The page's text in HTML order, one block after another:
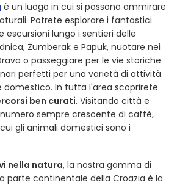
è un luogo in cui si possono ammirare
Potrete esplorare i fantastici
escursioni lungo i sentieri delle
Žumberak e Papuk, nuotare nei
o passeggiare per le vie storiche
perfetti per una varietà di attività
domestico. In tutta l'area scoprirete
ben curati. Visitando città e
sempre crescente di caffè,
gli animali domestici sono i
nella natura, la nostra gamma di
parte continentale della Croazia è la